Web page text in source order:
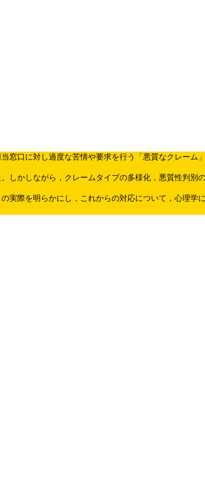
口に対し過度な苦情や要求を行う「悪質なクレーム
かしながら，クレームタイプの多様化，悪質性判別
際を明らかにし，これからの対応について，心理学